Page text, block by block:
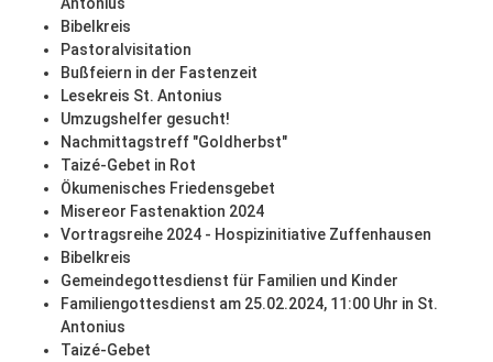
Bibelkreis
Pastoralvisitation
Bußfeiern in der Fastenzeit
Lesekreis St. Antonius
Umzugshelfer gesucht!
Nachmittagstreff "Goldherbst"
Taizé-Gebet in Rot
Ökumenisches Friedensgebet
Misereor Fastenaktion 2024
Vortragsreihe 2024 - Hospizinitiative Zuffenhausen
Bibelkreis
Gemeindegottesdienst für Familien und Kinder
Familiengottesdienst am 25.02.2024, 11:00 Uhr in St.
Antonius
Taizé-Gebet